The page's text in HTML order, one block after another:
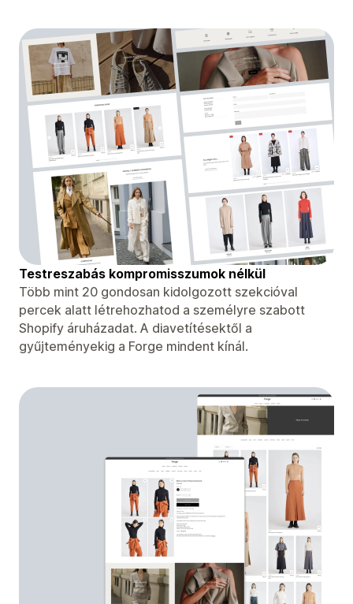
Testreszabás kompromisszumok nélkül
Több mint 20 gondosan kidolgozott szekcióval
percek alatt létrehozhatod a személyre szabott
Shopify áruházadat. A diavetítésektől a
gyűjteményekig a Forge mindent kínál.